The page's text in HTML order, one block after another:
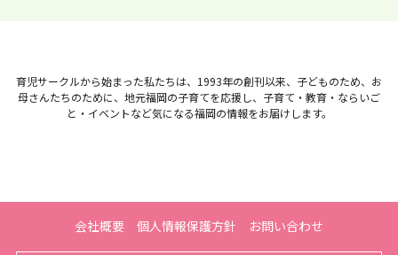
育児サークルから始まった私たちは、1993年の創刊以来、子どものため、お
母さんたちのために、地元福岡の子育てを応援し、子育て・教育・ならいご
と・イベントなど気になる福岡の情報をお届けします。
会社概要 個人情報保護方針 お問い合わせ